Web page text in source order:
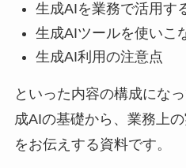
生成AIを業務で活用す
生成AIツールを使いこ
生成AI利用の注意点
といった内容の構成にな
成AIの基礎から、業務上
をお伝えする資料です。